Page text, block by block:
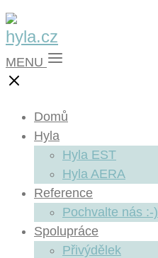
MENU
Domů
Hyla
Hyla EST
Hyla AERA
Reference
Pochvalte nás :-)
Spolupráce
Přivýdělek